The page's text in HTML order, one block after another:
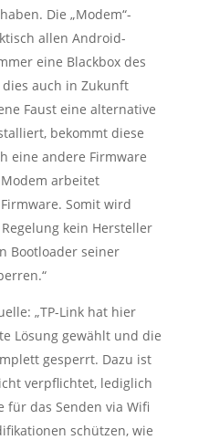
Die „Modem“-
allen Android-
eine Blackbox des
auch in Zukunft
Faust eine alternative
bekommt diese
eine andere Firmware
arbeitet
Somit wird
kein Hersteller
Bootloader seiner
„TP-Link hat hier
Lösung gewählt und die
gesperrt. Dazu ist
verpflichtet, lediglich
für das Senden via Wifi
schützen, wie